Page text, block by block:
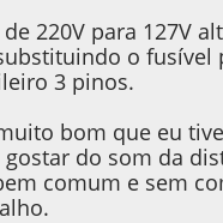
220V para 127V
o
3 pinos.
bom que eu
do som da
comum e sem